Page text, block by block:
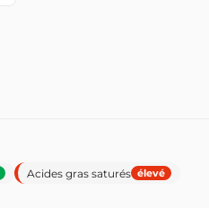
Acides gras saturés élevé